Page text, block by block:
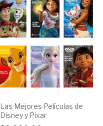
Las Mejores Películas de
Disney y Pixar